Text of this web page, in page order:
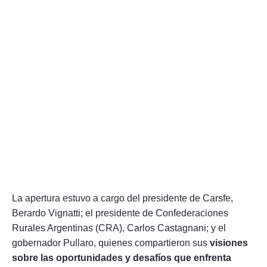
La apertura estuvo a cargo del presidente de Carsfe,
Berardo Vignatti; el presidente de Confederaciones
Rurales Argentinas (CRA), Carlos Castagnani; y el
gobernador Pullaro, quienes compartieron sus visiones
sobre las oportunidades y desafíos que enfrenta